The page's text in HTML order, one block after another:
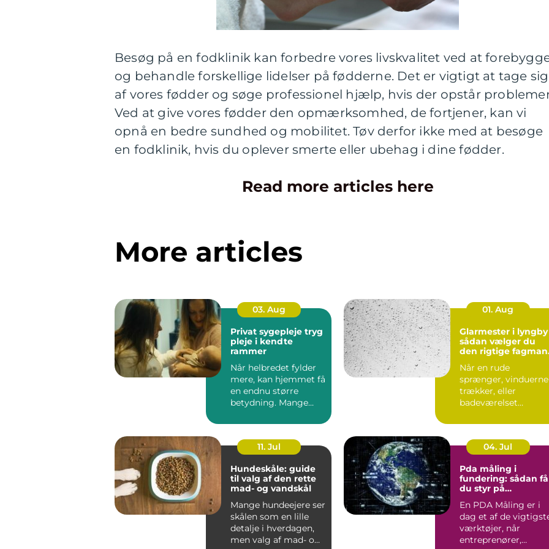
Besøg på en fodklinik kan forbedre vores livskvalitet ved at
og behandle forskellige lidelser på fødderne. Det er vigtigt at tage sig
af vores fødder og søge professionel hjælp, hvis der opstår
Ved at give vores fødder den opmærksomhed, de fortjener, kan vi
opnå en bedre sundhed og mobilitet. Tøv derfor ikke med at besøge
en fodklinik, hvis du oplever smerte eller ubehag i dine fødder.
Read more articles here
More articles
03. Aug
Privat sygepleje tryg
pleje i kendte
rammer
Når helbredet fylder
mere, kan hjemmet få
en endnu større
betydning. Mange
be...
01. Aug
Glarmester i lyngby
sådan vælger du
den rigtige
Når en rude
sprænger, vinduerne
trækker, eller
badeværelset
spejl, er en
11. Jul
Hundeskåle: guide
til valg af den rette
mad- og vandskål
Mange hundeejere ser
skålen som en lille
detalje i hverdagen,
men valg af mad- og
04. Jul
Pda måling i
fundering: sådan
du styr på
En PDA Måling er i
dag et af de
værktøjer, når
entreprenører,